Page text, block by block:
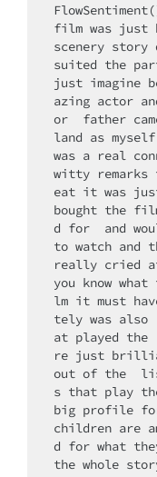
film was
scenery
suited the
just imagine
azing actor
or  father
land as
was a real
witty remarks
eat it was
bought the
d for  and
to watch and
really cried
you know
lm it must
tely was
at played the
re just
out of the
s that play
big profile
children are
d for what
the whole